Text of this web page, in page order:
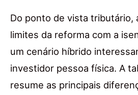
Do ponto de vista tributário,
limites da reforma com a
um cenário híbrido
investidor pessoa física. A
resume as principais